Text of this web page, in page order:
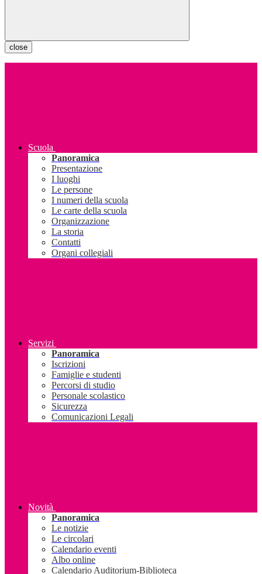
close
Scuola
Panoramica
Presentazione
I luoghi
Le persone
I numeri della scuola
Le carte della scuola
Organizzazione
La storia
Contatti
Organi collegiali
Servizi
Panoramica
Iscrizioni
Famiglie e studenti
Percorsi di studio
Personale scolastico
Sicurezza
Comunicazioni Legali
Novità
Panoramica
Le notizie
Le circolari
Calendario eventi
Albo online
Calendario Auditorium-Biblioteca